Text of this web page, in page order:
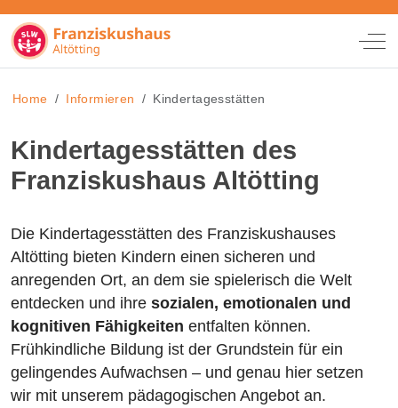
Home Informieren Kindertagesstätten
Kindertagesstätten des
Franziskushaus Altötting
Die Kindertagesstätten des Franziskushauses
Altötting bieten Kindern einen sicheren und
anregenden Ort, an dem sie spielerisch die Welt
entdecken und ihre sozialen, emotionalen und
kognitiven Fähigkeiten entfalten können.
Frühkindliche Bildung ist der Grundstein für ein
gelingendes Aufwachsen – und genau hier setzen
wir mit unserem pädagogischen Angebot an.